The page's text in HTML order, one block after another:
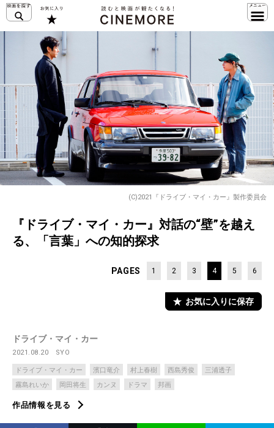
(C)2021『ドライブ・マイ・カー』製作委員会
『ドライブ・マイ・カー』対話の“壁”を越え
る、「言葉」への知的探求
PAGES 1 2 3 4 5 6
お気に入りに保存
ドライブ・マイ・カー
2021.08.20 SYO
ドライブ・マイ・カー 濱口竜介 村上春樹 西島秀俊
三浦透子
霧島れいか
岡田将生 カンヌ ドラマ 邦画
作品情報を見る